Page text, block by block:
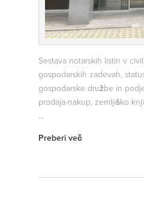
Sestava notarskih listin v
gospodarskih zadevah,
gospodarske družbe in
prodaja-nakup, zemljiško
...
Preberi več